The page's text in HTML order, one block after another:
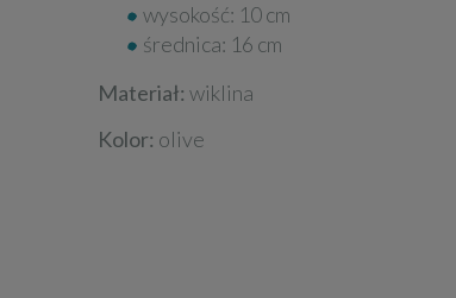
wysokość: 10 cm
średnica: 16 cm
Materiał: wiklina
Kolor: olive